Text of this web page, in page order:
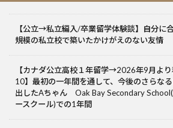
【公立→私立編入/卒業留学体験談】自分に
規模の私立校で築いたかけがえのない友情
【カナダ公立高校１年留学→2026年9月よ
10】最初の一年間を通して、今後のさらな
出したAちゃん Oak Bay Secondary
ースクール)での1年間